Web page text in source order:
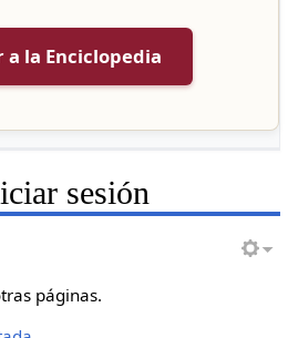
la Enciclopedia
sesión
páginas.